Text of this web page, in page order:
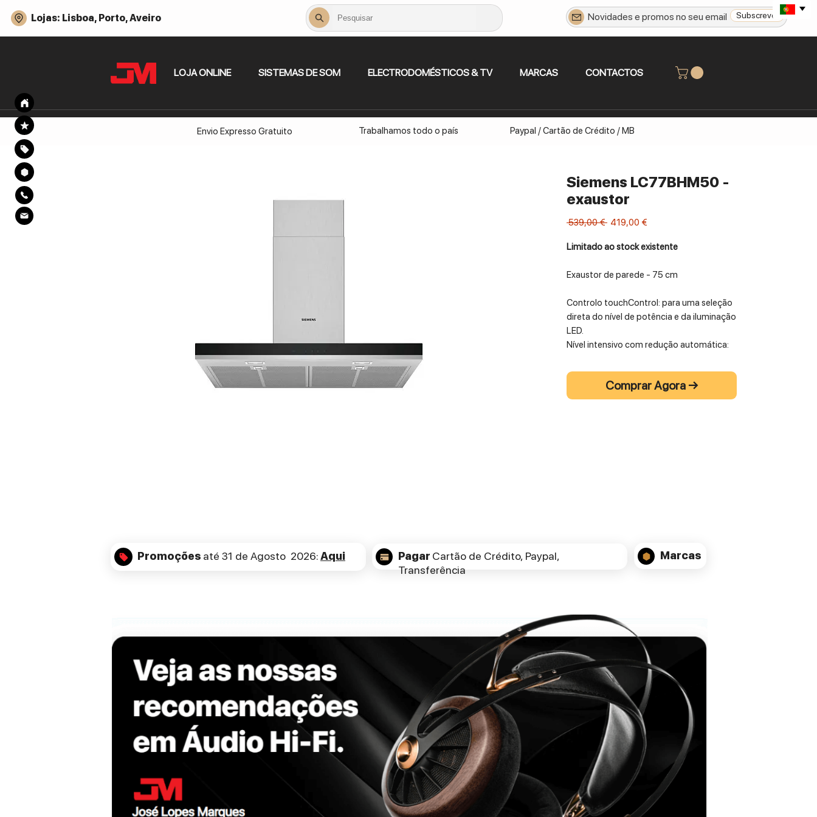
Subscrever
LOJA ONLINE SISTEMAS DE SOM ELECTRODOMÉSTICOS & TV MARCAS CONTACTOS
Lojas: Lisboa, Porto, Aveiro
Envio Expresso Gratuito Trabalhamos todo o país Paypal / Cartão de Crédito / MB
Siemens LC77BHM50 -
exaustor
539,00 € Preço
419,00 €
Limitado ao stock existente
Exaustor de parede - 75 cm
Controlo touchControl: para uma seleção
direta do nível de potência e da iluminação
LED.
Nível intensivo com redução automática:
Iluminação LED: para uma visão clara da
zona da placa.Comprar Agora →
Promoções até 31 de Agosto 2026:Aqui Pagar Cartão de Crédito, Paypal,
Transferência
Marcas